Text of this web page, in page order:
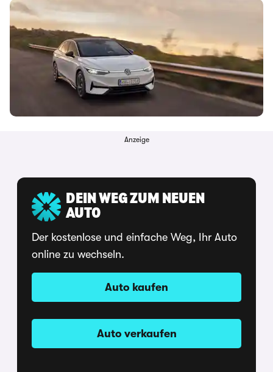
Anzeige
DEIN WEG ZUM NEUEN
AUTO
Der kostenlose und einfache Weg, Ihr Auto
online zu wechseln.
Auto kaufen
Auto verkaufen